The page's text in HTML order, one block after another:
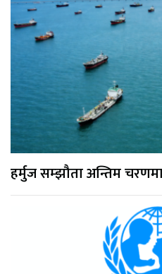
हर्मुज सम्झौता अन्तिम